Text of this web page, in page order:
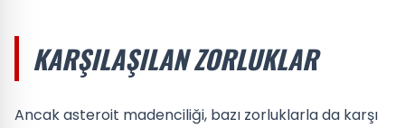
KARŞILAŞILAN ZORLUKLAR
Ancak asteroit madenciliği, bazı zorluklarla da karşı